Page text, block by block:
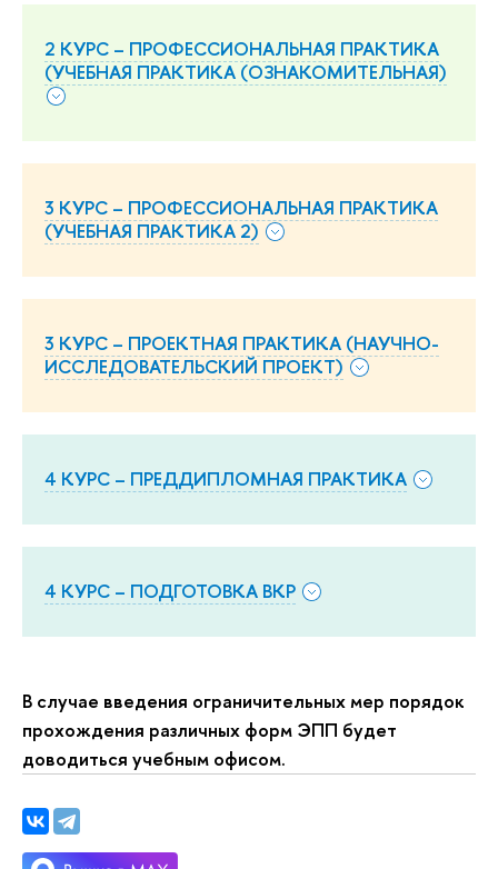
2 КУРС – ПРОФЕССИОНАЛЬНАЯ ПРАКТИКА
(УЧЕБНАЯ ПРАКТИКА (ОЗНАКОМИТЕЛЬНАЯ)
3 КУРС – ПРОФЕССИОНАЛЬНАЯ ПРАКТИКА
(УЧЕБНАЯ ПРАКТИКА 2)
3 КУРС – ПРОЕКТНАЯ ПРАКТИКА (НАУЧНО-
ИССЛЕДОВАТЕЛЬСКИЙ ПРОЕКТ)
4 КУРС – ПРЕДДИПЛОМНАЯ ПРАКТИКА
4 КУРС – ПОДГОТОВКА ВКР
В случае введения ограничительных мер порядок
прохождения различных форм ЭПП будет
доводиться учебным офисом.